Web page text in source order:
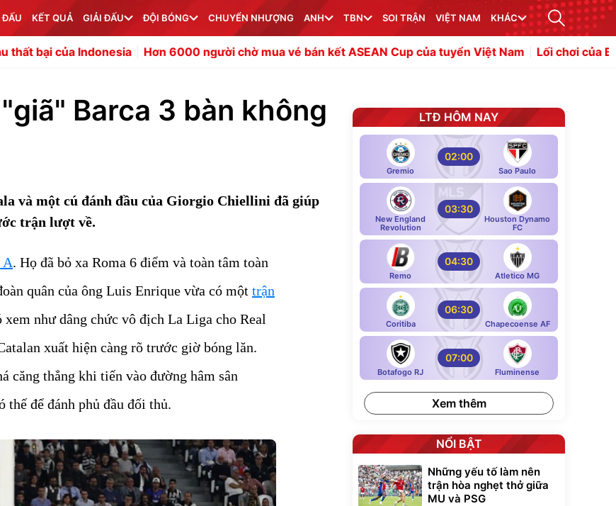
ĐẤU KẾT QUẢ GIẢI ĐẤU ĐỘI BÓNG CHUYỂN NHƯỢNG ANH TBN SOI TRẬN VIỆT NAM KHÁC
Hơn 6000 người chờ mua vé bán kết ASEAN Cup của tuyển Việt Nam Lối chơi của Barcelona giúp
Barca 3 bàn không
và một cú đánh đầu của Giorgio Chiellini đã giúp
trận lượt về.
A. Họ đã bỏ xa Roma 6 điểm và toàn tâm toàn
quân của ông Luis Enrique vừa có một trận
xem như dâng chức vô địch La Liga cho Real
xuất hiện càng rõ trước giờ bóng lăn.
căng thẳng khi tiến vào đường hâm sân
để đánh phủ đầu đối thủ.
LTĐ HÔM NAY
Gremio
02:00
Sao Paulo
New England
Revolution
03:30
Houston Dynamo
FC
Remo
04:30
Atletico MG
Coritiba
06:30
Chapecoense AF
Botafogo RJ
07:00
Fluminense
Xem thêm
NỔI BẬT
Những yếu tố làm nên
trận hòa nghẹt thở giữa
MU và PSG